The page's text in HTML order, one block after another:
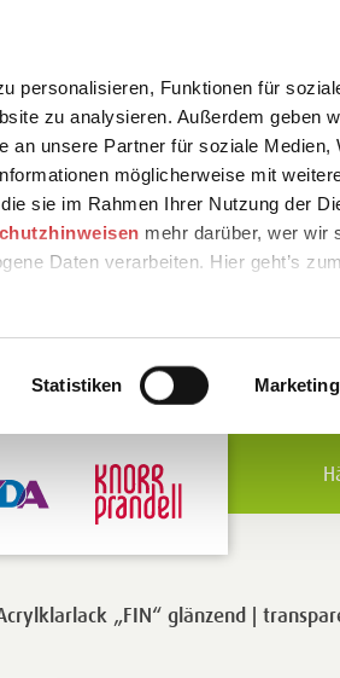
personalisieren, Funktionen für
zu analysieren. Außerdem geben
an unsere Partner für soziale Medien,
möglicherweise mit
sie im Rahmen Ihrer Nutzung der
mehr darüber, wer wir
Daten verarbeiten. Hier geht’s zum
Statistiken Marketing
„FIN“ glänzend |